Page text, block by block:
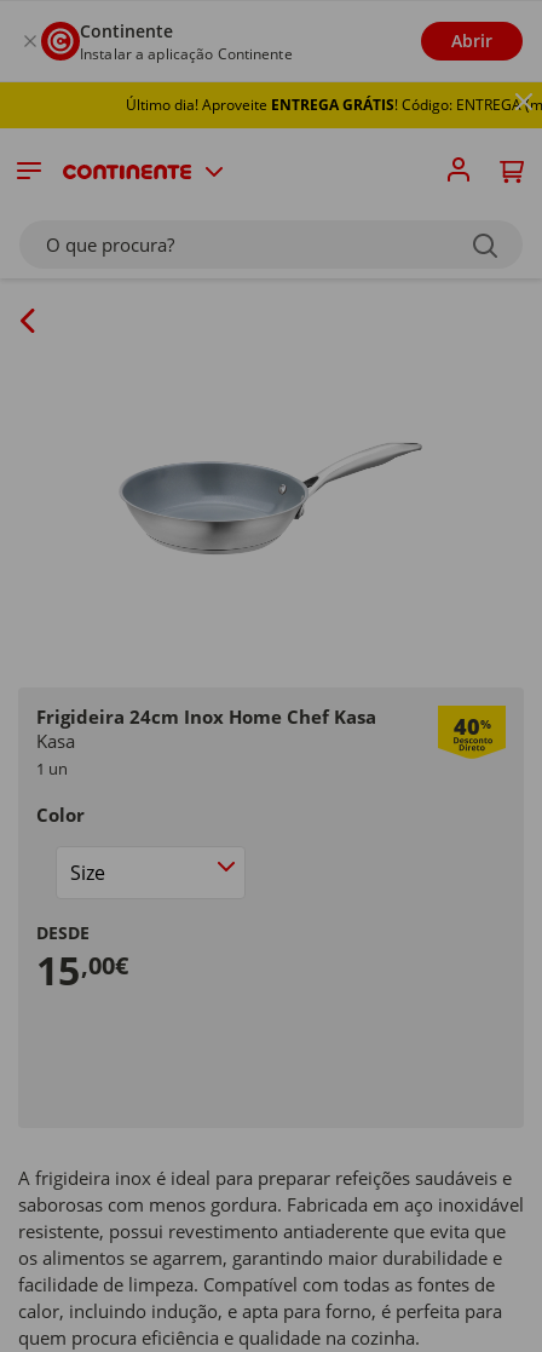
Continente
Instalar a aplicação Continente
Abrir
Último dia! AproveiteENTREGA GRÁTIS! Código: ENTREGA
O que procura?
Frigideira 24cm Inox Home Chef Kasa 40%
Kasa
1 un
Color
Size
DESDE
15,00€
A frigideira inox é ideal para preparar refeições saudáveis e
saborosas com menos gordura. Fabricada em aço inoxidável
resistente, possui revestimento antiaderente que evita que
os alimentos se agarrem, garantindo maior durabilidade e
facilidade de limpeza. Compatível com todas as fontes de
calor, incluindo indução, e apta para forno, é perfeita para
quem procura eficiência e qualidade na cozinha.